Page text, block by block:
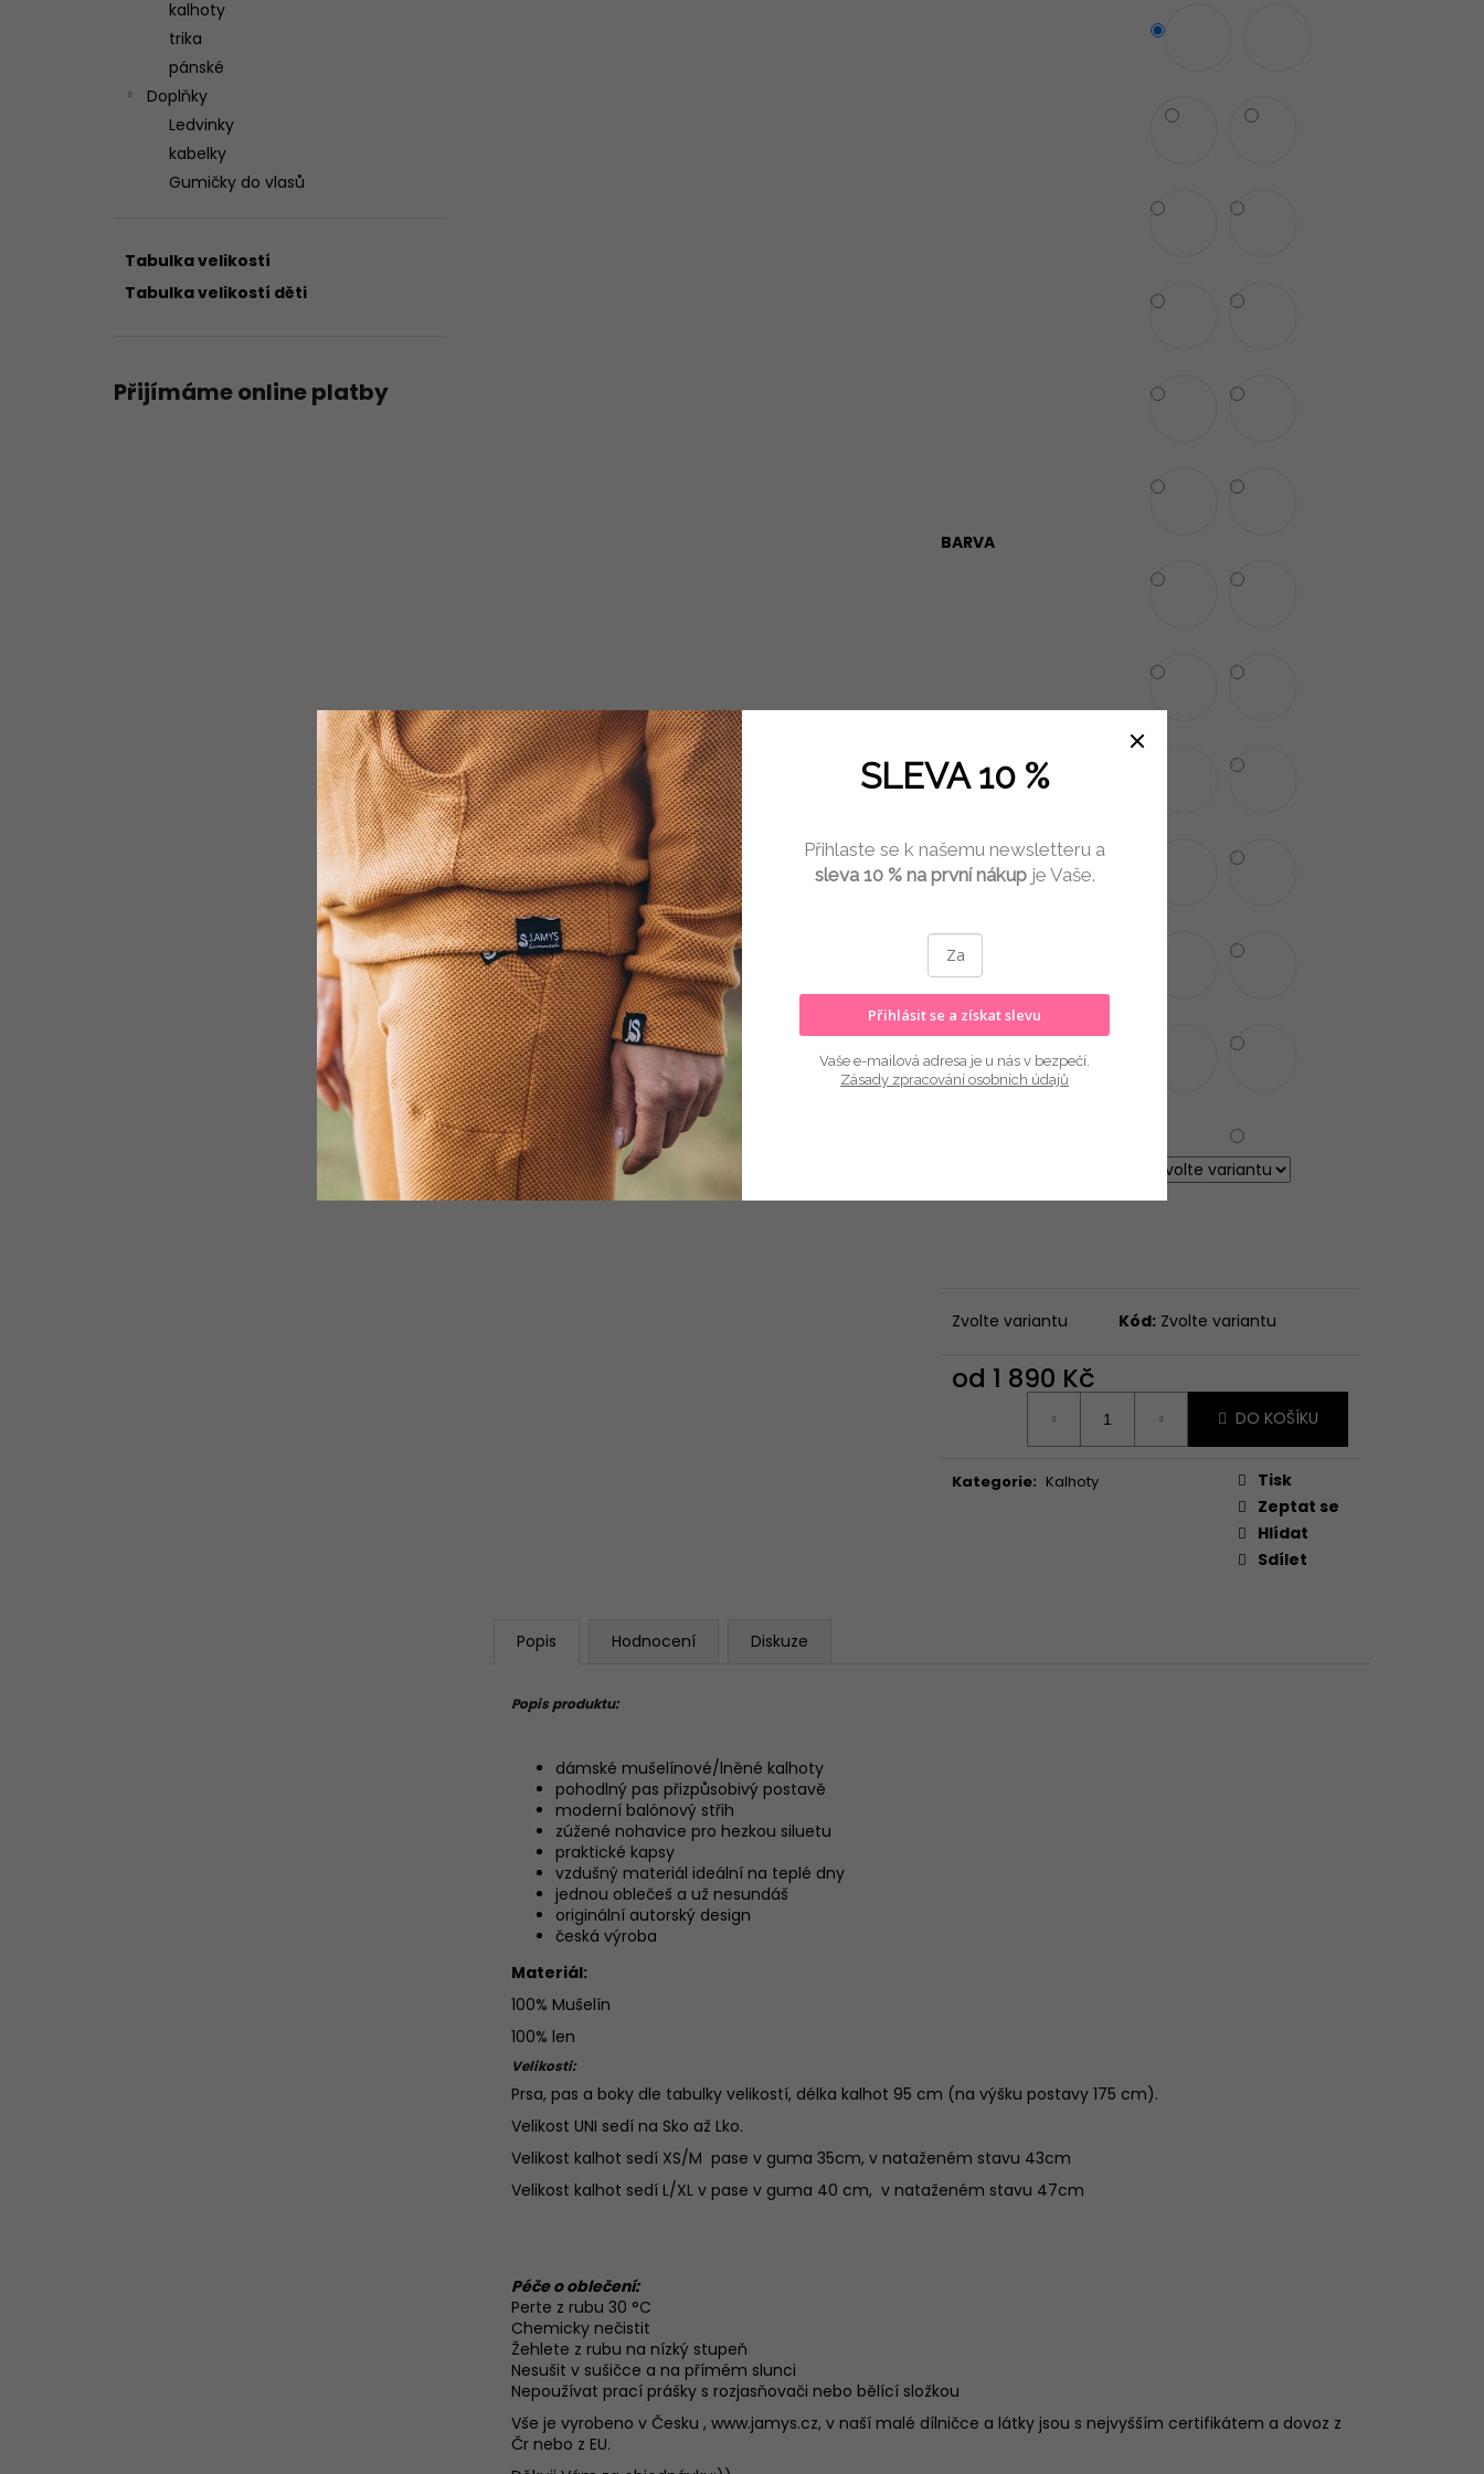
kalhoty
trika
pánské
Doplňky
Ledvinky
kabelky
Gumičky do vlasů
Tabulka velikostí
Tabulka velikostí děti
Přijímáme online platby
BARVA
Zvolte variantu Kód: Zvolte variantu
od 1 890 Kč
DO KOŠÍKU
Kategorie: Kalhoty
Tisk
Zeptat se
Hlídat
Sdílet
Popis Hodnocení Diskuze
Popis produktu:
dámské mušelínové/lněné kalhoty
pohodlný pas přizpůsobivý postavě
moderní balónový střih
zúžené nohavice pro hezkou siluetu
praktické kapsy
vzdušný materiál ideální na teplé dny
jednou oblečeš a už nesundáš
originální autorský design
česká výroba
Materiál:
100% Mušelín
100% len
Velikosti:
Prsa, pas a boky dle tabulky velikostí, délka kalhot 95 cm (na výšku postavy 175 cm).
Velikost UNI sedí na Sko až Lko.
Velikost kalhot sedí XS/M pase v guma 35cm, v nataženém stavu 43cm
Velikost kalhot sedí L/XL v pase v guma 40 cm, v nataženém stavu 47cm
Péče o oblečení:
Perte z rubu 30 °C
Chemicky nečistit
Žehlete z rubu na nízký stupeň
Nesušit v sušičce a na přímém slunci
Nepoužívat prací prášky s rozjasňovači nebo bělící složkou
Vše je vyrobeno v Česku , www.jamys.cz, v naší malé dílničce a látky jsou s nejvyšším certifikátem a dovoz z
Čr nebo z EU.
SLEVA 10 %
Přihlaste se k našemu newsletteru a
sleva 10 % na první nákupje Vaše.
Přihlásit se a získat slevu
Vaše e-mailová adresa je u nás v bezpečí.
Zásady zpracování osobních údajů